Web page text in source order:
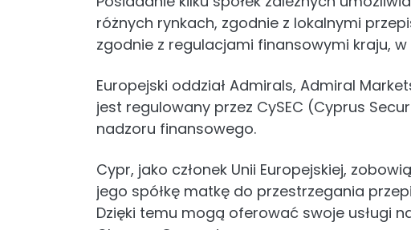
różnych rynkach, zgodnie z lokalnymi
zgodnie z regulacjami finansowymi kraju,
Europejski oddział Admirals, Admiral
jest regulowany przez CySEC (Cyprus
nadzoru finansowego.
Cypr, jako członek Unii Europejskiej,
jego spółkę matkę do przestrzegania
Dzięki temu mogą oferować swoje usługi